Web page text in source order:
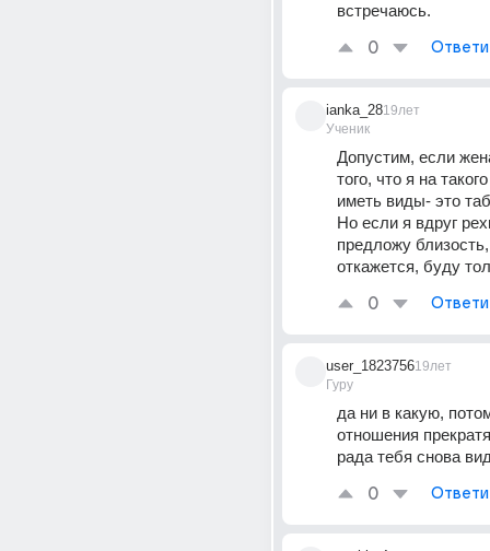
встречаюсь.
0
ianka_28
Ученик
19лет
Допустим, если
того, что я на
иметь виды- это
Но если я вдруг
предложу
откажется, буду
0
user_1823756
Гуру
19лет
да ни в какую,
отношения
рада тебя снова
0